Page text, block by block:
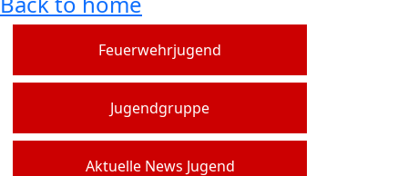
Feuerwehrjugend
Jugendgruppe
Aktuelle News Jugend